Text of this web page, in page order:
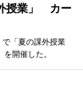
授業」 カー
「夏の課外授業
開催した。